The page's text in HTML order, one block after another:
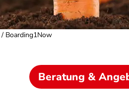
/ Boarding1Now
Beratung &